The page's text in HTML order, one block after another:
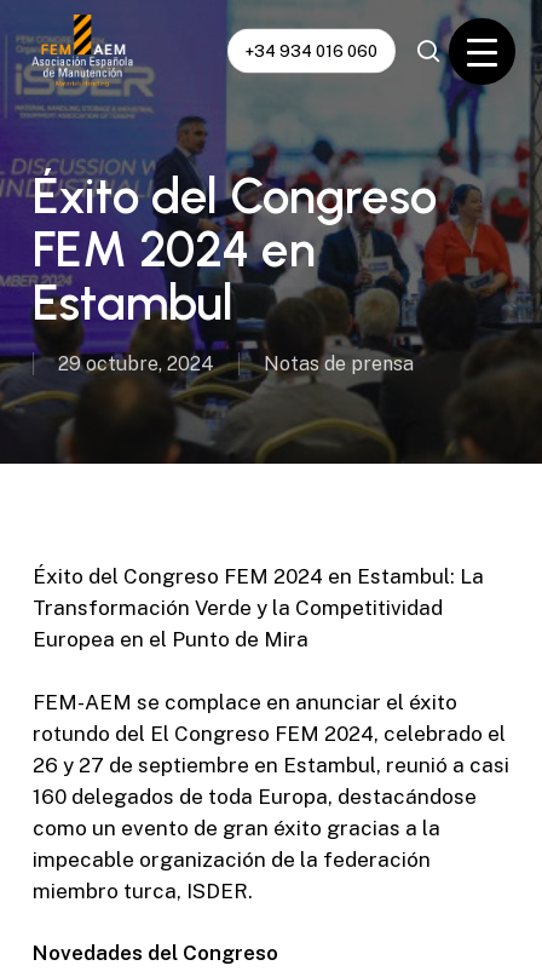
to
main
content
+34 934 016 060
Éxito del Congreso
FEM 2024 en
Estambul
29 octubre, 2024 Notas de prensa
Éxito del Congreso FEM 2024 en Estambul: La
Transformación Verde y la Competitividad
Europea en el Punto de Mira
FEM-AEM se complace en anunciar el éxito
rotundo del El Congreso FEM 2024, celebrado el
26 y 27 de septiembre en Estambul, reunió a casi
160 delegados de toda Europa, destacándose
como un evento de gran éxito gracias a la
impecable organización de la federación
miembro turca, ISDER.
Novedades del Congreso